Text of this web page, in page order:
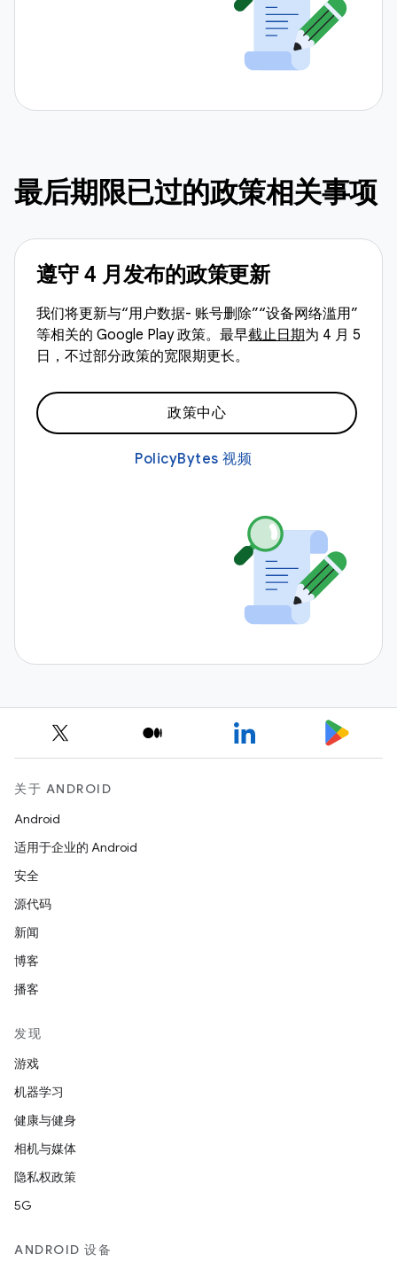
最后期限已过的政策相关事项
遵守 4 月发布的政策更新
我们将更新与“用户数据- 账号删除”“设备网络滥用”
等相关的 Google Play 政策。最早截止日期为 4 月 5
日，不过部分政策的宽限期更长。
政策中心
PolicyBytes 视频
关于 ANDROID
Android
适用于企业的 Android
安全
源代码
新闻
博客
播客
发现
游戏
机器学习
健康与健身
相机与媒体
隐私权政策
5G
ANDROID 设备